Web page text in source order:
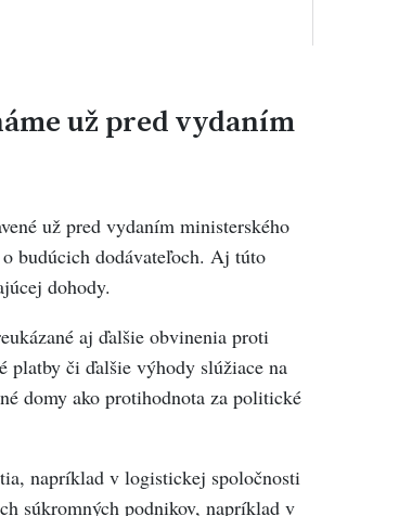
už pred vydaním
už pred vydaním ministerského
budúcich dodávateľoch. Aj túto
dohody.
aj ďalšie obvinenia proti
platby či ďalšie výhody slúžiace na
domy ako protihodnota za politické
napríklad v logistickej spoločnosti
súkromných podnikov, napríklad v